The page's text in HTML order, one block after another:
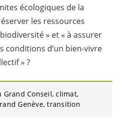
écologiques de la
les ressources
» et « à assurer
conditions d’un bien-vivre
» ?
Grand Conseil climat
Genève transition